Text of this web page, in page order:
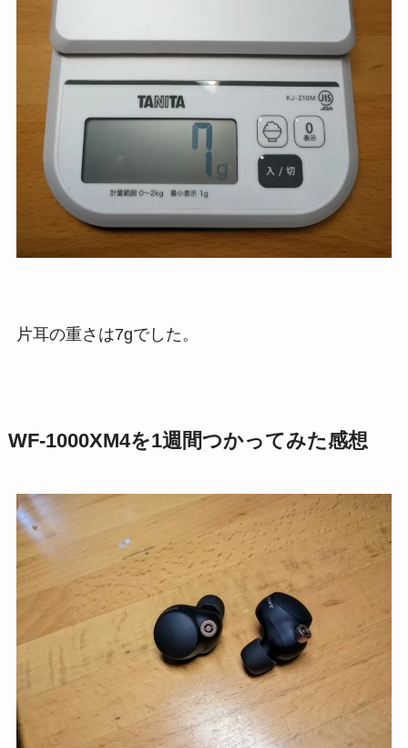
片耳の重さは7gでした。
WF-1000XM4を1週間つかってみた感想